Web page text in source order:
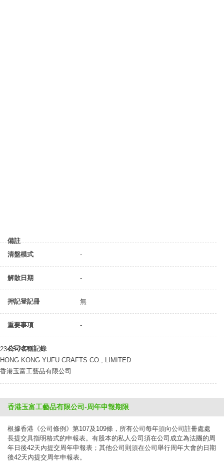
備註
清盤模式
-
解散日期 -
押記登記冊 無
重要事項 -
公司名稱記錄
23-03-2020
HONG KONG YUFU CRAFTS CO., LIMITED
香港玉富工藝品有限公司
香港玉富工藝品有限公司-周年申報期限
根據香港《公司條例》第107及109條，所有公司每年須向公司註冊處處
長提交具指明格式的申報表。有股本的私人公司須在公司成立為法團的周
年日後42天內提交周年申報表；其他公司則須在公司舉行周年大會的日期
後42天內提交周年申報表。